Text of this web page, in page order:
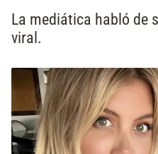
La mediática habló de
viral.